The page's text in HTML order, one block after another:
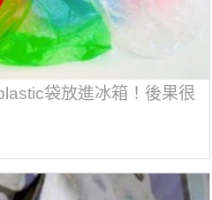
袋放進冰箱！後果很